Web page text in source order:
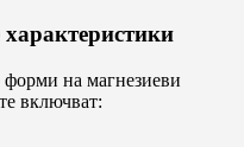
форми на магнезиеви
включват: